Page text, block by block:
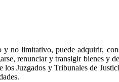
limitativo, puede adquirir,
renunciar y transigir bienes y
Juzgados y Tribunales de